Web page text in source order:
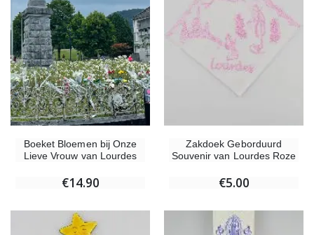
Boeket Bloemen bij Onze
Lieve Vrouw van Lourdes
€14.90
Zakdoek Geborduurd
Souvenir van Lourdes Roze
€5.00